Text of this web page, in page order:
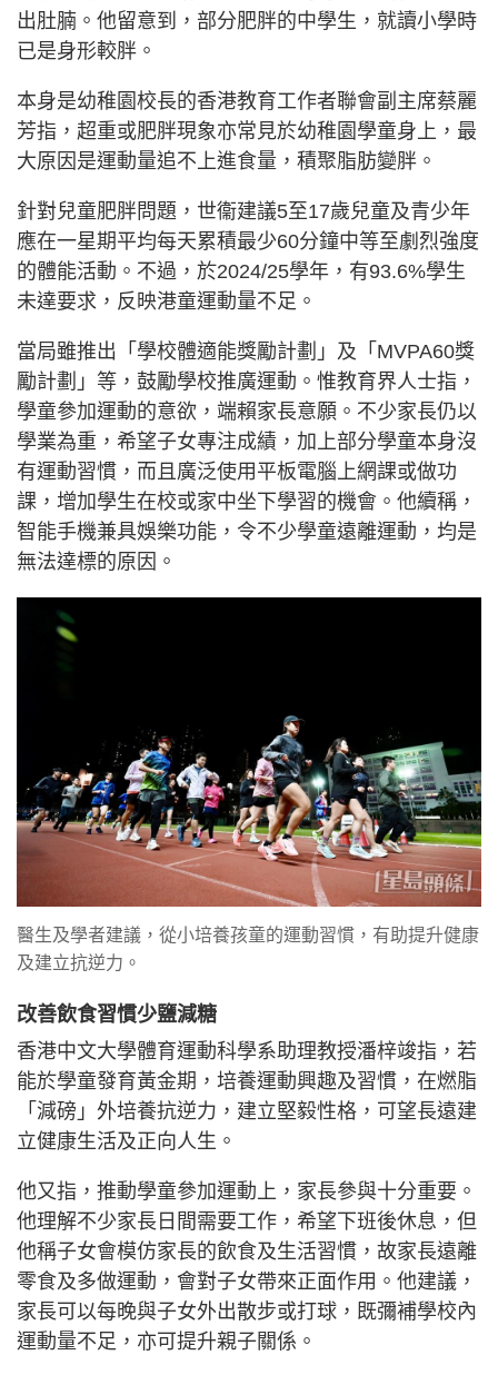
出肚腩。他留意到，部分肥胖的中學生，就讀小學時
已是身形較胖。
本身是幼稚園校長的香港教育工作者聯會副主席蔡麗
芳指，超重或肥胖現象亦常見於幼稚園學童身上，最
大原因是運動量追不上進食量，積聚脂肪變胖。
針對兒童肥胖問題，世衞建議5至17歲兒童及青少年
應在一星期平均每天累積最少60分鐘中等至劇烈強度
的體能活動。不過，於2024/25學年，有93.6%學生
未達要求，反映港童運動量不足。
當局雖推出「學校體適能獎勵計劃」及「MVPA60獎
勵計劃」等，鼓勵學校推廣運動。惟教育界人士指，
學童參加運動的意欲，端賴家長意願。不少家長仍以
學業為重，希望子女專注成績，加上部分學童本身沒
有運動習慣，而且廣泛使用平板電腦上網課或做功
課，增加學生在校或家中坐下學習的機會。他續稱，
智能手機兼具娛樂功能，令不少學童遠離運動，均是
無法達標的原因。
醫生及學者建議，從小培養孩童的運動習慣，有助提升健康
及建立抗逆力。
改善飲食習慣少鹽減糖
香港中文大學體育運動科學系助理教授潘梓竣指，若
能於學童發育黃金期，培養運動興趣及習慣，在燃脂
「減磅」外培養抗逆力，建立堅毅性格，可望長遠建
立健康生活及正向人生。
他又指，推動學童參加運動上，家長參與十分重要。
他理解不少家長日間需要工作，希望下班後休息，但
他稱子女會模仿家長的飲食及生活習慣，故家長遠離
零食及多做運動，會對子女帶來正面作用。他建議，
家長可以每晚與子女外出散步或打球，既彌補學校內
運動量不足，亦可提升親子關係。